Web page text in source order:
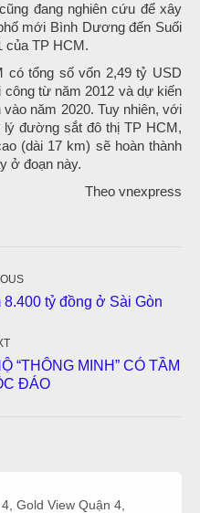
đang nghiên cứu để xây
mới Bình Dương đến Suối
của TP HCM.
có tổng số vốn 2,49 tỷ USD
từ năm 2012 và dự kiến
năm 2020. Tuy nhiên, với
lý đường sắt đô thị TP HCM,
(dài 17 km) sẽ hoàn thành
ở đoạn này.
Theo vnexpress
tỷ đồng ở Sài Gòn
“THÔNG MINH” CÓ TẦM
ĐÁO
Gold View Quận 4